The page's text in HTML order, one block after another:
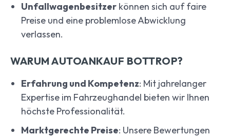
Unfallwagenbesitzer können sich auf faire
Preise und eine problemlose Abwicklung
verlassen.
WARUM AUTOANKAUF BOTTROP?
Erfahrung und Kompetenz: Mit jahrelanger
Expertise im Fahrzeughandel bieten wir Ihnen
höchste Professionalität.
Marktgerechte Preise: Unsere Bewertungen